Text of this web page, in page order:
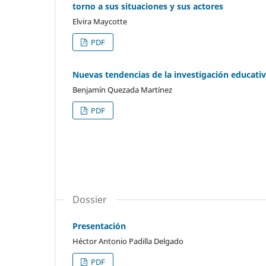
torno a sus situaciones y sus actores
Elvira Maycotte
PDF
Nuevas tendencias de la investigación
Benjamín Quezada Martínez
PDF
Dossier
Presentación
Héctor Antonio Padilla Delgado
PDF